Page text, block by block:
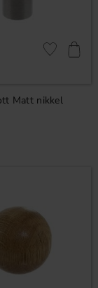
Matt nikkel
Lagre som